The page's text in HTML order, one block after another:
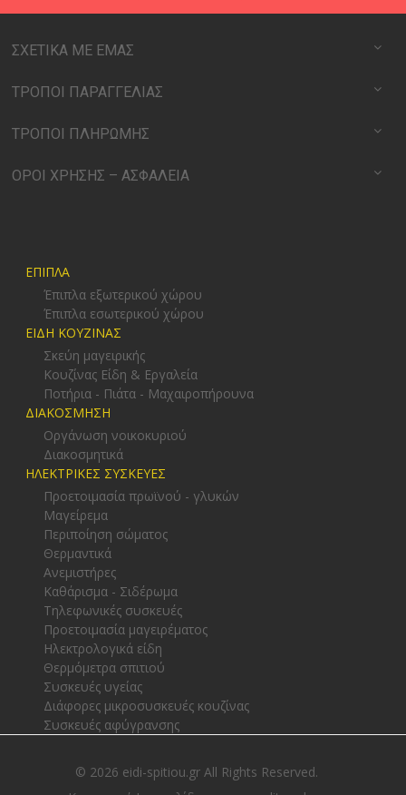
ΣΧΕΤΙΚΑ ΜΕ ΕΜΑΣ
ΤΡΟΠΟΙ ΠΑΡΑΓΓΕΛΙΑΣ
ΤΡΟΠΟΙ ΠΛΗΡΩΜΗΣ
ΟΡΟΙ ΧΡΗΣΗΣ – ΑΣΦΑΛΕΙΑ
ΕΠΙΠΛΑ
Έπιπλα εξωτερικού χώρου
Έπιπλα εσωτερικού χώρου
ΕΙΔΗ ΚΟΥΖΙΝΑΣ
Σκεύη μαγειρικής
Κουζίνας Είδη & Εργαλεία
Ποτήρια - Πιάτα - Μαχαιροπήρουνα
ΔΙΑΚΟΣΜΗΣΗ
Οργάνωση νοικοκυριού
Διακοσμητικά
ΗΛΕΚΤΡΙΚΕΣ ΣΥΣΚΕΥΕΣ
Προετοιμασία πρωϊνού - γλυκών
Μαγείρεμα
Περιποίηση σώματος
Θερμαντικά
Ανεμιστήρες
Καθάρισμα - Σιδέρωμα
Τηλεφωνικές συσκευές
Προετοιμασία μαγειρέματος
Ηλεκτρολογικά είδη
Θερμόμετρα σπιτιού
Συσκευές υγείας
Διάφορες μικροσυσκευές κουζίνας
Συσκευές αφύγρανσης
© 2026 eidi-spitiou.gr All Rights Reserved.